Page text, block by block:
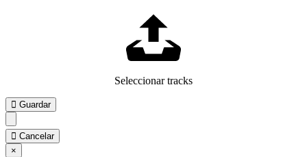
Seleccionar tracks
Guardar
Cancelar
×